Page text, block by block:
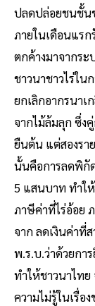
ปลดปล่อยชนชั้น
ภายในเดือนแร
ตกค้างมาจากร
ชาวนาชาวไร่ใน
ยกเลิกอากรนา
จากไม้ล้มลุก ซึ่ง
ยืนต้น แต่สองรา
นั้นคือการลดพิกัด
5 แสนบาท ทำใ
ภาษีค่าที่ไร่อ้อย
จาก ลดเงินค่าที่
พ.ร.บ.ว่าด้วยกา
ทำให้ชาวนาไท
ความไม่รู้ในเรื่อ